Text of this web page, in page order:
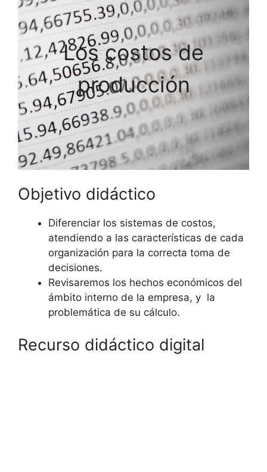
Los costos de
producción
Objetivo didáctico
Diferenciar los sistemas de costos,
atendiendo a las características de cada
organización para la correcta toma de
decisiones.
Revisaremos los hechos económicos del
ámbito interno de la empresa, y la
problemática de su cálculo.
Recurso didáctico digital